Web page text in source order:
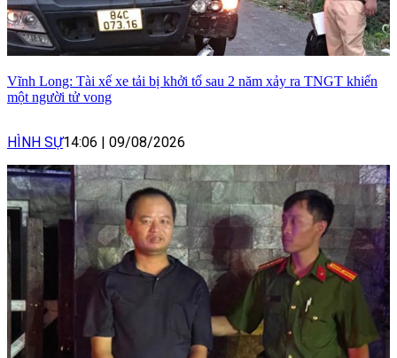
Vĩnh Long: Tài xế xe tải bị khởi tố sau 2 năm xảy ra TNGT khiến
một người tử vong
HÌNH SỰ14:06 09/08/2026